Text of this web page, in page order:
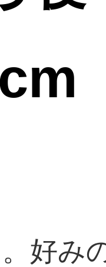
好み